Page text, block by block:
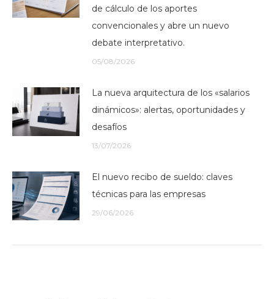
de cálculo de los aportes
convencionales y abre un nuevo
debate interpretativo.
05/08/2026
La nueva arquitectura de los «salarios
dinámicos»: alertas, oportunidades y
desafíos
13/07/2026
El nuevo recibo de sueldo: claves
técnicas para las empresas
29/06/2026